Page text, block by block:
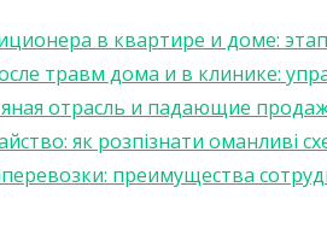
в квартире и доме:
травм дома и в клинике:
отрасль и падающие
як розпізнати оманливі
преимущества